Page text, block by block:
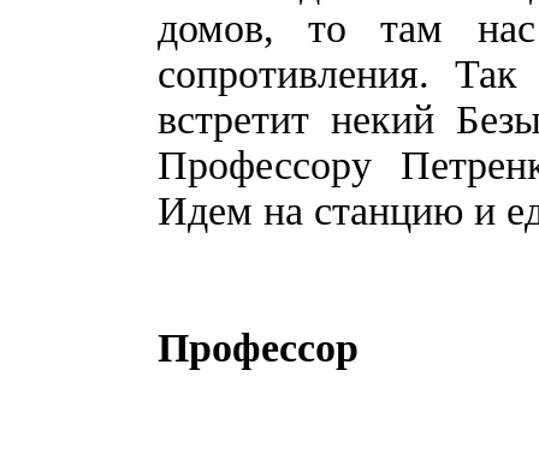
домов, то там нас
сопротивления.
встретит некий
Профессору
Идем на станцию и
Профессор